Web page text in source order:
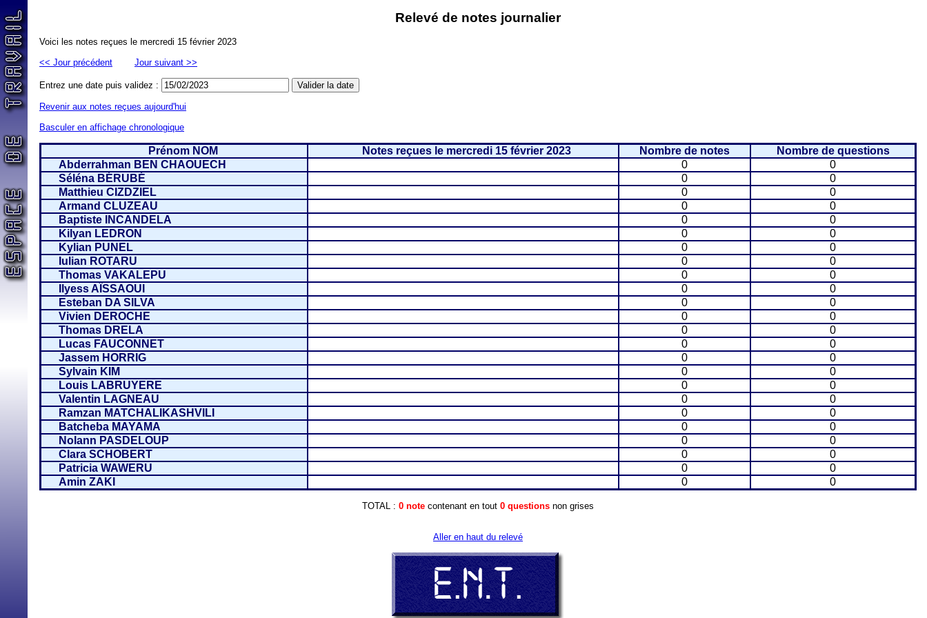
Relevé de notes journalier
Voici les notes reçues le mercredi 15 février 2023
<< Jour précédent
Jour suivant >>
Entrez une date puis validez :
Revenir aux notes reçues aujourd'hui
Basculer en affichage chronologique
Prénom NOM Notes reçues le mercredi 15 février 2023 Nombre de notes
Nombre de questions
Abderrahman BEN CHAOUECH
0
0
Séléna BÉRUBÉ
0
0
Matthieu CIZDZIEL
0
0
Armand CLUZEAU
0
0
Baptiste INCANDELA
0
0
Kilyan LEDRON
0
0
Kylian PUNEL
0
0
Iulian ROTARU
0
0
Thomas VAKALEPU
0
0
Ilyess AÏSSAOUI
0
0
Esteban DA SILVA
0
0
Vivien DEROCHE
0
0
Thomas DRELA
0
0
Lucas FAUCONNET
0
0
Jassem HORRIG
0
0
Sylvain KIM
0
0
Louis LABRUYERE
0
0
Valentin LAGNEAU
0
0
Ramzan MATCHALIKASHVILI
0
0
Batcheba MAYAMA
0
0
Nolann PASDELOUP
0
0
Clara SCHOBERT
0
0
Patricia WAWERU
0
0
Amin ZAKI
0 0
TOTAL : 0 note contenant en tout 0 questions non grises
Aller en haut du relevé